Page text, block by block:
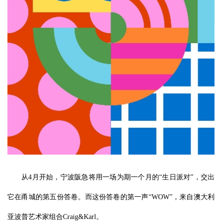
从4月开始，宁波阪急将用一场为期一个月的“生日派对”，交出
它在甬城的第五份答卷。而这份答卷的第一声“WOW”，来自澳大利
亚波普艺术家组合Craig&Karl。